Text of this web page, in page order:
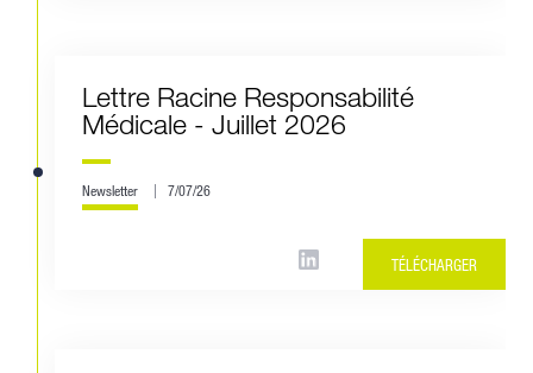
Lettre Racine Responsabilité
Médicale - Juillet 2026
Newsletter 7/07/26
TÉLÉCHARGER